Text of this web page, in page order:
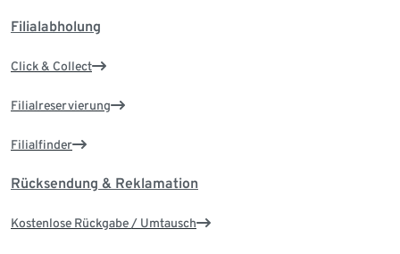
Filialabholung
Click & Collect
Filialreservierung
Filialfinder
Rücksendung & Reklamation
Kostenlose Rückgabe / Umtausch